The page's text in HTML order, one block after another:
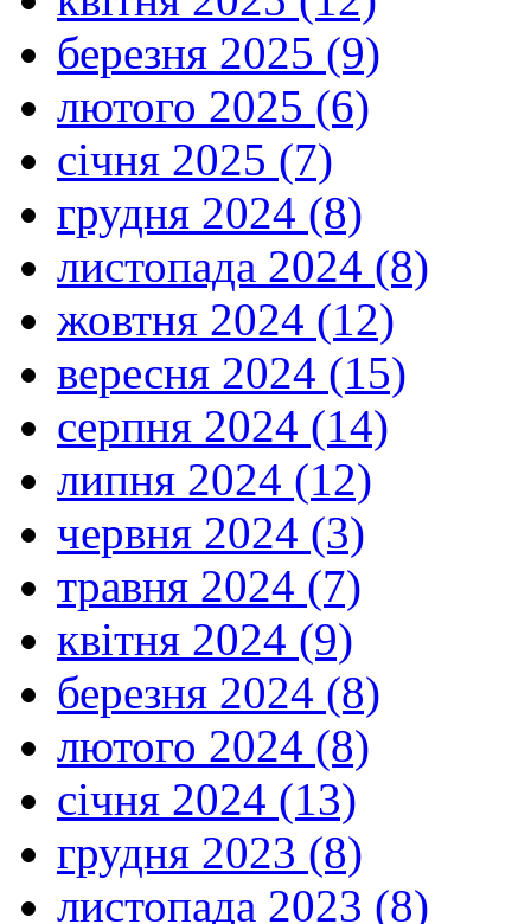
березня 2025 (9)
лютого 2025 (6)
січня 2025 (7)
грудня 2024 (8)
листопада 2024 (8)
жовтня 2024 (12)
вересня 2024 (15)
серпня 2024 (14)
липня 2024 (12)
червня 2024 (3)
травня 2024 (7)
квітня 2024 (9)
березня 2024 (8)
лютого 2024 (8)
січня 2024 (13)
грудня 2023 (8)
листопада 2023 (8)